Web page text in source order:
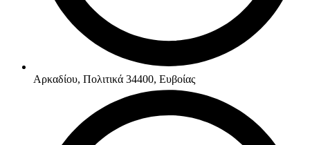
Αρκαδίου, Πολιτικά 34400, Ευβοίας